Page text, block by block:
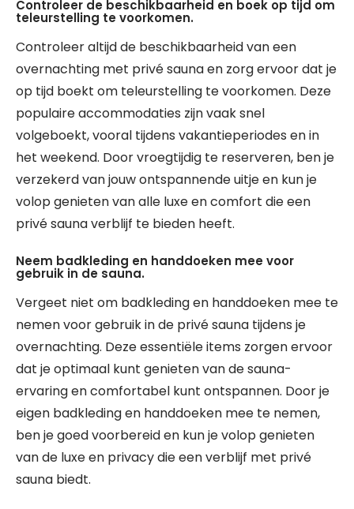
Controleer de beschikbaarheid en boek op tijd om
teleurstelling te voorkomen.
Controleer altijd de beschikbaarheid van een
overnachting met privé sauna en zorg ervoor dat je
op tijd boekt om teleurstelling te voorkomen. Deze
populaire accommodaties zijn vaak snel
volgeboekt, vooral tijdens vakantieperiodes en in
het weekend. Door vroegtijdig te reserveren, ben je
verzekerd van jouw ontspannende uitje en kun je
volop genieten van alle luxe en comfort die een
privé sauna verblijf te bieden heeft.
Neem badkleding en handdoeken mee voor
gebruik in de sauna.
Vergeet niet om badkleding en handdoeken mee te
nemen voor gebruik in de privé sauna tijdens je
overnachting. Deze essentiële items zorgen ervoor
dat je optimaal kunt genieten van de sauna-
ervaring en comfortabel kunt ontspannen. Door je
eigen badkleding en handdoeken mee te nemen,
ben je goed voorbereid en kun je volop genieten
van de luxe en privacy die een verblijf met privé
sauna biedt.